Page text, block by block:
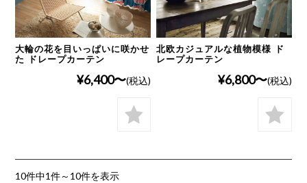
大輪の花を目いっぱいに咲かせ
た ドレープカーテン
¥6,400 (税込)
北欧カジュアルな植物模様 ド
レープカーテン
¥6,800 (税込)
10件中1件～10件を表示